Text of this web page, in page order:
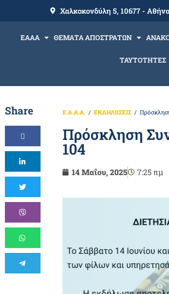
Χαλκοκονδύλη 5, 10677 -
ΕΑΑΑ ΘΕΜΑΤΑ ΑΠΟΣΤΡΑΤΩΝ
ΤΑΥΤΟΤΗΤΕΣ
Share Ε.Α.Α.Α. ΕΚΔΗΛΩΣΕΙΣ
Πρόσκληση
104
14 Μαΐου, 2025 7:25 πμ